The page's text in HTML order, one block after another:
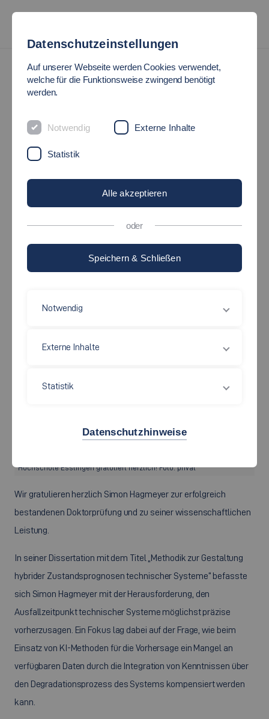
ERFOLGREICHE
PROMOTION VON SIMON
HAGMEYER
12.05.2025Hochschule - Studium - Maschinen und Systeme
Hochschule Esslingen gratuliert herzlich! Foto: privat
Wir gratulieren herzlich Simon Hagmeyer zur erfolgreich
bestandenen Doktorprüfung und zu seiner wissenschaftlichen
Leistung.
In seiner Dissertation mit dem Titel „Methodik zur Gestaltung
hybrider Zustandsprognosen technischer Systeme“ befasste
sich Simon Hagmeyer mit der Herausforderung, den
Ausfallzeitpunkt technischer Systeme möglichst präzise
vorherzusagen. Ein Fokus lag dabei auf der Frage, wie beim
Einsatz von KI-Methoden für die Vorhersage ein Mangel an
verfügbaren Daten durch die Integration von Kenntnissen über
den Degradationsprozess des Systems kompensiert werden
kann.
Datenschutzeinstellungen
Auf unserer Webseite werden Cookies verwendet,
welche für die Funktionsweise zwingend benötigt
werden.
Notwendig Externe Inhalte
Statistik
Alle akzeptieren
oder
Speichern & Schließen
Notwendig
Externe Inhalte
Statistik
Datenschutzhinweise